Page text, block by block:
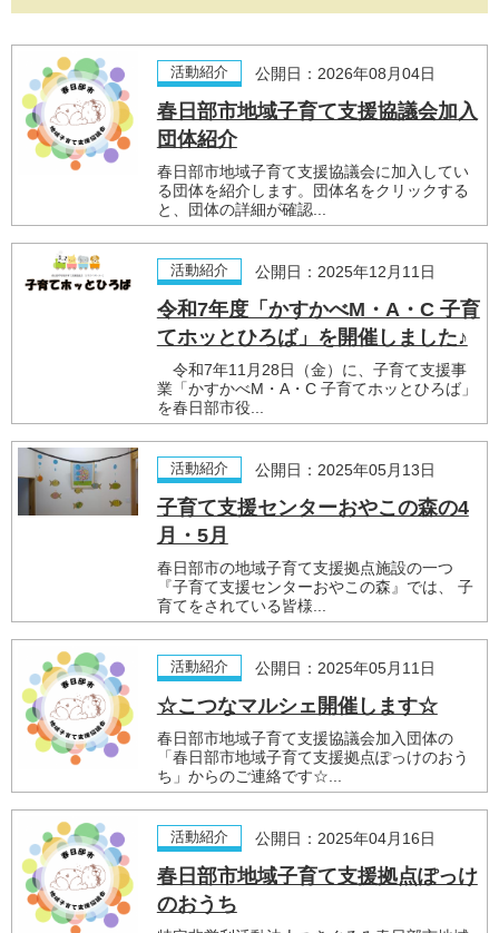
活動紹介 公開日：2026年08月04日
春日部市地域子育て支援協議会加入
団体紹介
春日部市地域子育て支援協議会に加入してい
る団体を紹介します。団体名をクリックする
と、団体の詳細が確認...
活動紹介 公開日：2025年12月11日
令和7年度「かすかべM・A・C 子育
てホッとひろば」を開催しました♪
令和7年11月28日（金）に、子育て支援事
業「かすかべM・A・C 子育てホッとひろば」
を春日部市役...
活動紹介 公開日：2025年05月13日
子育て支援センターおやこの森の4
月・5月
春日部市の地域子育て支援拠点施設の一つ
『子育て支援センターおやこの森』では、 子
育てをされている皆様...
活動紹介 公開日：2025年05月11日
☆こつなマルシェ開催します☆
春日部市地域子育て支援協議会加入団体の
「春日部市地域子育て支援拠点ぽっけのおう
ち」からのご連絡です☆...
活動紹介 公開日：2025年04月16日
春日部市地域子育て支援拠点ぽっけ
のおうち